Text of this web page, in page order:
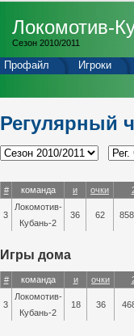
Локомотив-
Сезон 2010/2011
Профайл Игроки
Регулярный
# команда и очки
3
Локомотив-
Кубань-2
36 62
Игры дома
# команда и очки
3
Локомотив-
Кубань-2
18 36